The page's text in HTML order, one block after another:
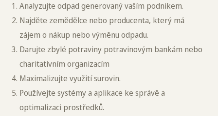
Analyzujte odpad generovaný vaším podnikem.
Najděte zemědělce nebo producenta, který má
zájem o nákup nebo výměnu odpadu.
Darujte zbylé potraviny potravinovým bankám nebo
charitativním organizacím
Maximalizujte využití surovin.
Používejte systémy a aplikace ke správě a
optimalizaci prostředků.